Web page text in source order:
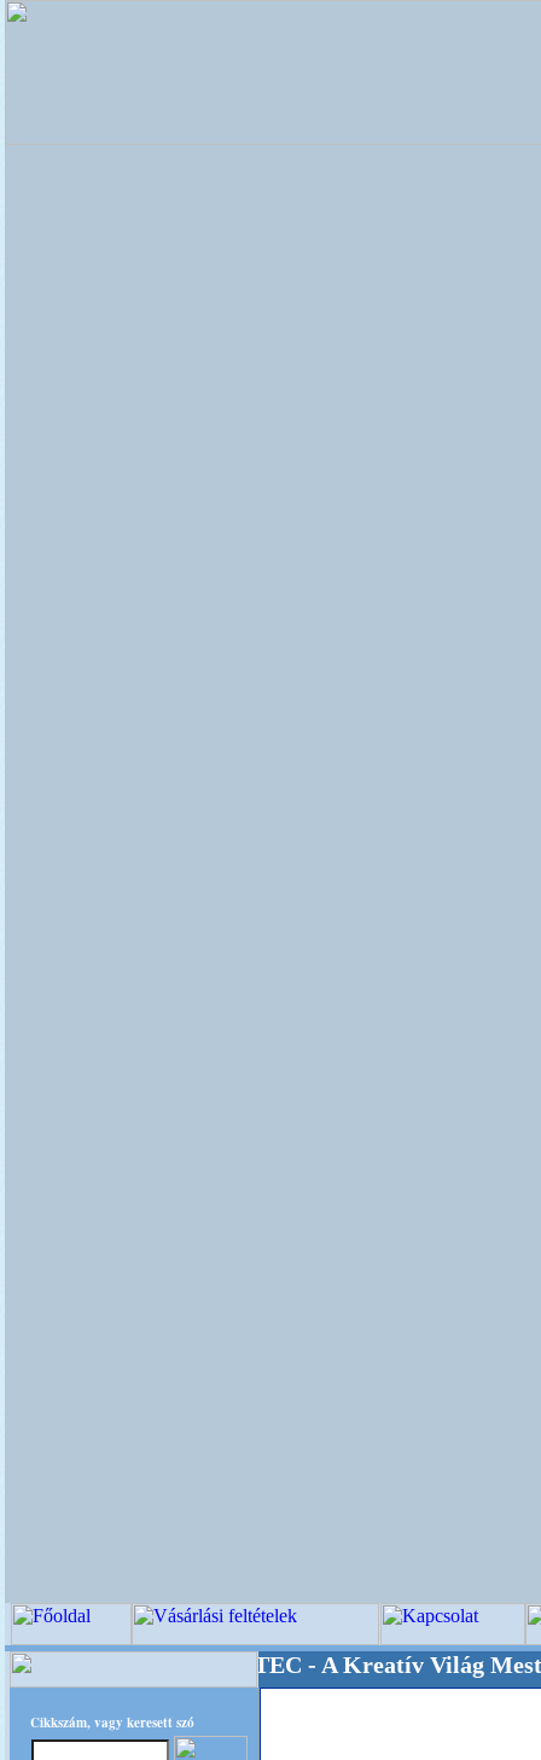
Cikkszám, vagy keresett szó
+++++++ OPITEC - A Kreatív Világ